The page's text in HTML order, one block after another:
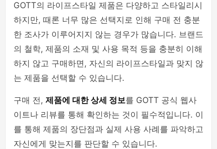
GOTT의 라이프스타일 제품은 다양하고 스타일리시
하지만, 때론 너무 많은 선택지로 인해 구매 전 충분
한 조사가 이루어지지 않는 경우가 많습니다. 브랜드
의 철학, 제품의 소재 및 사용 목적 등을 충분히 이해
하지 않고 구매하면, 자신의 라이프스타일과 맞지 않
는 제품을 선택할 수 있습니다.
구매 전, 제품에 대한 상세 정보를 GOTT 공식 웹사
이트나 리뷰를 통해 확인하는 것이 필수적입니다. 이
를 통해 제품의 장단점과 실제 사용 사례를 파악하고
자신에게 맞는지를 판단할 수 있습니다.